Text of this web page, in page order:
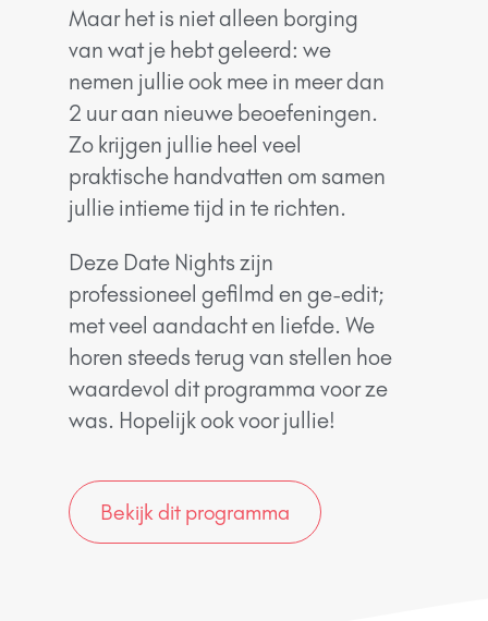
Maar het is niet alleen borging
van wat je hebt geleerd: we
nemen jullie ook mee in meer dan
2 uur aan nieuwe beoefeningen.
Zo krijgen jullie heel veel
praktische handvatten om samen
jullie intieme tijd in te richten.
Deze Date Nights zijn
professioneel gefilmd en ge-edit;
met veel aandacht en liefde. We
horen steeds terug van stellen hoe
waardevol dit programma voor ze
was. Hopelijk ook voor jullie!
Bekijk dit programma